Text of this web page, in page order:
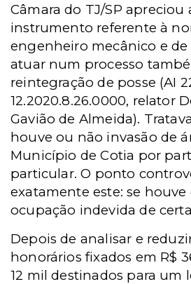
Câmara do TJ/SP apreciou
instrumento referente à
engenheiro mecânico e de
atuar num processo
reintegração de posse (AI
12.2020.8.26.0000, relator
Gavião de Almeida).
houve ou não invasão de
Município de Cotia por
particular. O ponto
exatamente este: se
ocupação indevida de
Depois de analisar e
honorários fixados em R$
12 mil destinados para um